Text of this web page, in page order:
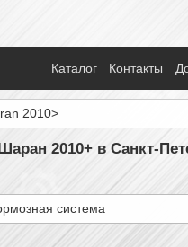
Каталог Контакты
2010>
2010+ в Санкт-
система